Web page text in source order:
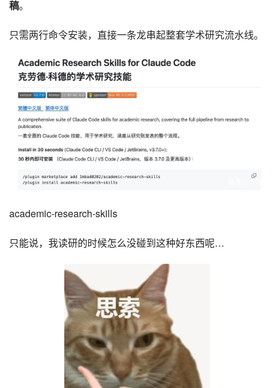
稿。
只需两行命令安装，直接一条龙串起整套学术研究流水线。
academic-research-skills
只能说，我读研的时候怎么没碰到这种好东西呢…